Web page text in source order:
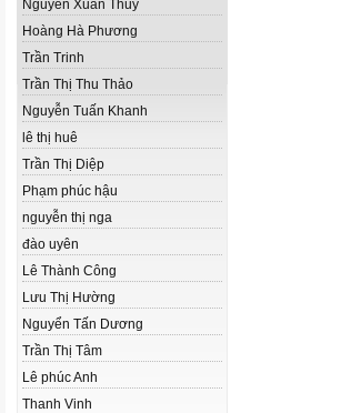
Nguyễn Xuân Thuỷ
Hoàng Hà Phương
Trần Trinh
Trần Thị Thu Thảo
Nguyễn Tuấn Khanh
lê thị huê
Trần Thị Diệp
Phạm phúc hậu
nguyễn thị nga
đào uyên
Lê Thành Công
Lưu Thị Hường
Nguyển Tấn Dương
Trần Thị Tâm
Lê phúc Anh
Thanh Vinh